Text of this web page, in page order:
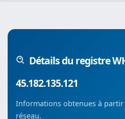
Détails du registre
45.182.135.121
Informations obtenues à
réseau.